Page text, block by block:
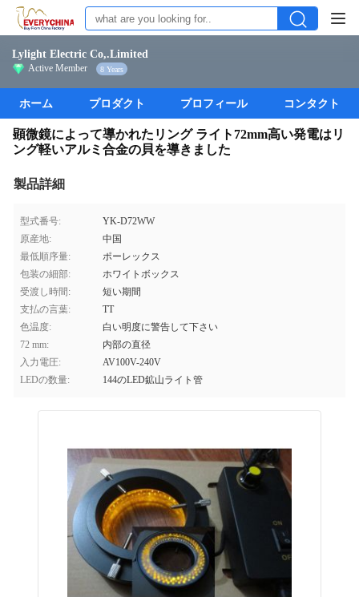
Lylight Electric Co,.Limited
Active Member 8 Years
ホーム プロダクト プロフィール コンタクト
顕微鏡によって導かれたリング ライト72mm高い発電はリ
ング軽いアルミ合金の貝を導きました
製品詳細
型式番号:
YK-D72WW
原産地:
中国
最低順序量:
ポーレックス
包装の細部:
ホワイトボックス
受渡し時間:
短い期間
支払の言葉:
TT
色温度:
白い明度に警告して下さい
72 mm:
内部の直径
入力電圧:
AV100V-240V
LEDの数量:
144のLED鉱山ライト管